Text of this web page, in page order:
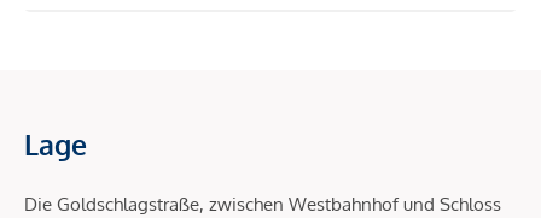
Lage
Die Goldschlagstraße, zwischen Westbahnhof und Schloss